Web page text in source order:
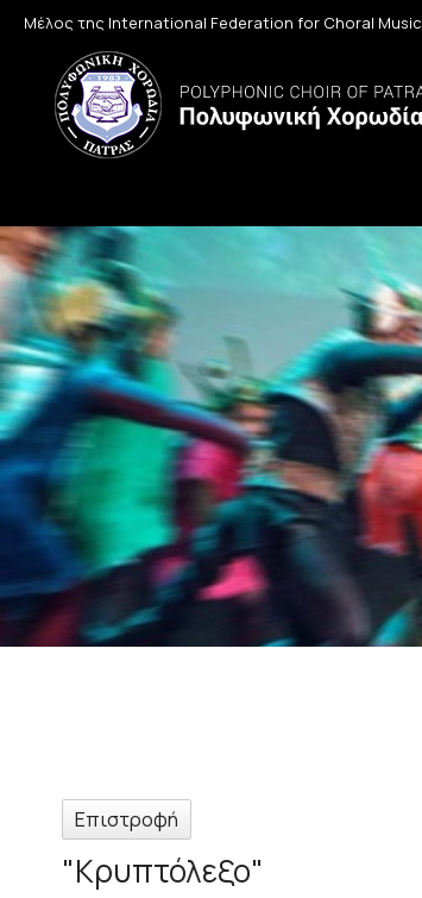
Μέλος της International Federation for Choral
Επιστροφή
"Κρυπτόλεξο"